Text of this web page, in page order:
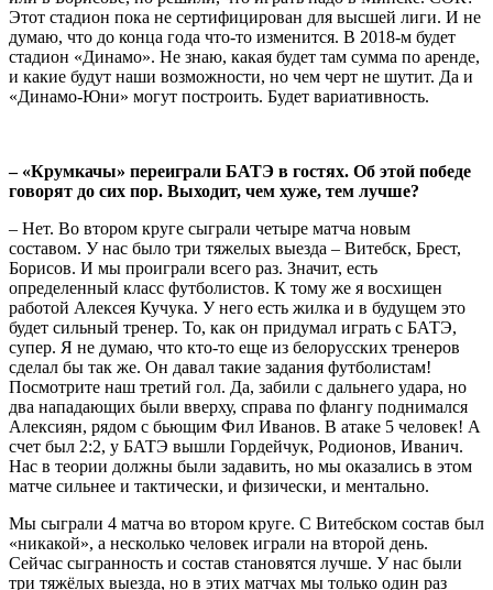
Этот стадион пока не сертифицирован для высшей лиги. И не
думаю, что до конца года что-то изменится. В 2018-м будет
стадион «Динамо». Не знаю, какая будет там сумма по аренде,
и какие будут наши возможности, но чем черт не шутит. Да и
«Динамо-Юни» могут построить. Будет вариативность.
– «Крумкачы» переиграли БАТЭ в гостях. Об этой победе
говорят до сих пор. Выходит, чем хуже, тем лучше?
– Нет. Во втором круге сыграли четыре матча новым
составом. У нас было три тяжелых выезда – Витебск, Брест,
Борисов. И мы проиграли всего раз. Значит, есть
определенный класс футболистов. К тому же я восхищен
работой Алексея Кучука. У него есть жилка и в будущем это
будет сильный тренер. То, как он придумал играть с БАТЭ,
супер. Я не думаю, что кто-то еще из белорусских тренеров
сделал бы так же. Он давал такие задания футболистам!
Посмотрите наш третий гол. Да, забили с дальнего удара, но
два нападающих были вверху, справа по флангу поднимался
Алексиян, рядом с бьющим Фил Иванов. В атаке 5 человек! А
счет был 2:2, у БАТЭ вышли Гордейчук, Родионов, Иванич.
Нас в теории должны были задавить, но мы оказались в этом
матче сильнее и тактически, и физически, и ментально.
Мы сыграли 4 матча во втором круге. С Витебском состав был
«никакой», а несколько человек играли на второй день.
Сейчас сыгранность и состав становятся лучше. У нас были
три тяжёлых выезда, но в этих матчах мы только один раз